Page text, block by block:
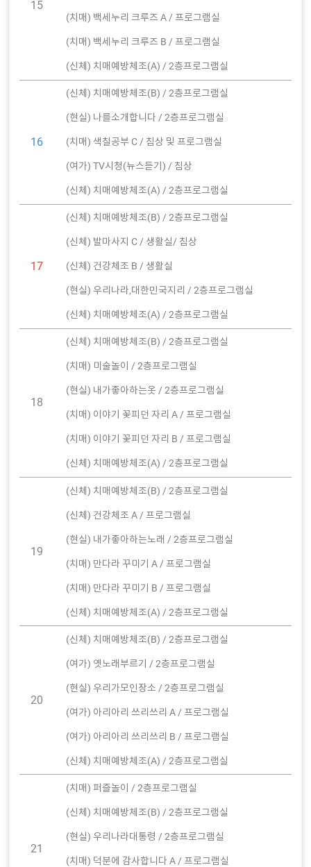
15
(치매) 백세누리 크루즈 A / 프로그램실
(치매) 백세누리 크루즈 B / 프로그램실
(신체) 치매예방체조(A) / 2층프로그램실
16
(신체) 치매예방체조(B) / 2층프로그램실
(현실) 나를소개합니다 / 2층프로그램실
(치매) 색칠공부 C / 침상 및 프로그램실
(여가) TV시청(뉴스듣기) / 침상
(신체) 치매예방체조(A) / 2층프로그램실
17
(신체) 치매예방체조(B) / 2층프로그램실
(신체) 발마사지 C / 생활실/ 침상
(신체) 건강체조 B / 생활실
(현실) 우리나라,대한민국지리 / 2층프로그램실
(신체) 치매예방체조(A) / 2층프로그램실
18
(신체) 치매예방체조(B) / 2층프로그램실
(치매) 미술놀이 / 2층프로그램실
(현실) 내가좋아하는옷 / 2층프로그램실
(치매) 이야기 꽃피던 자리 A / 프로그램실
(치매) 이야기 꽃피던 자리 B / 프로그램실
(신체) 치매예방체조(A) / 2층프로그램실
19
(신체) 치매예방체조(B) / 2층프로그램실
(신체) 건강체조 A / 프로그램실
(현실) 내가좋아하는노래 / 2층프로그램실
(치매) 만다라 꾸미기 A / 프로그램실
(치매) 만다라 꾸미기 B / 프로그램실
(신체) 치매예방체조(A) / 2층프로그램실
20
(신체) 치매예방체조(B) / 2층프로그램실
(여가) 옛노래부르기 / 2층프로그램실
(현실) 우리가모인장소 / 2층프로그램실
(여가) 아리아리 쓰리쓰리 A / 프로그램실
(여가) 아리아리 쓰리쓰리 B / 프로그램실
(신체) 치매예방체조(A) / 2층프로그램실
21
(치매) 퍼즐놀이 / 2층프로그램실
(신체) 치매예방체조(B) / 2층프로그램실
(현실) 우리나라대통령 / 2층프로그램실
(치매) 덕분에 감사합니다 A / 프로그램실